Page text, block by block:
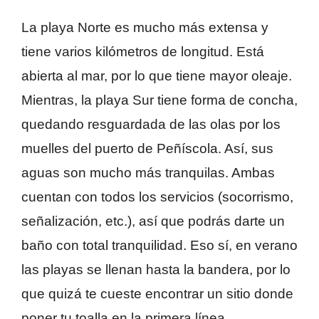
La playa Norte es mucho más extensa y
tiene varios kilómetros de longitud. Está
abierta al mar, por lo que tiene mayor oleaje.
Mientras, la playa Sur tiene forma de concha,
quedando resguardada de las olas por los
muelles del puerto de Peñíscola. Así, sus
aguas son mucho más tranquilas. Ambas
cuentan con todos los servicios (socorrismo,
señalización, etc.), así que podrás darte un
baño con total tranquilidad. Eso sí, en verano
las playas se llenan hasta la bandera, por lo
que quizá te cueste encontrar un sitio donde